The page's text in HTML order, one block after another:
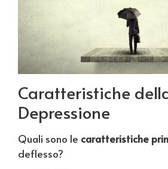
Caratteristiche
Depressione
Quali sono le caratteristiche
deflesso?